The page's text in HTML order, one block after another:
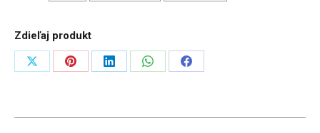
Zdieľaj produkt
ZdieľaťZdieľaťZdieľaťZdieľaťZdieľať